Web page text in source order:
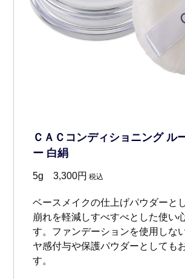
ＣＡＣコンディショニング ル
ー 白絹
5g 3,300円 税込
ベースメイクの仕上げパウダーと
崩れを軽減しすべすべとした使い
す。ファンデーションを使用しな
ヤ感付与や保護パウダーとしても
す。